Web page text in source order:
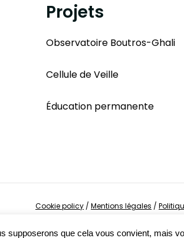
Projets
Observatoire Boutros-Ghali
Cellule de Veille
Éducation permanente
Cookie policy / Mentions légales /
supposerons que cela vous convient, mais